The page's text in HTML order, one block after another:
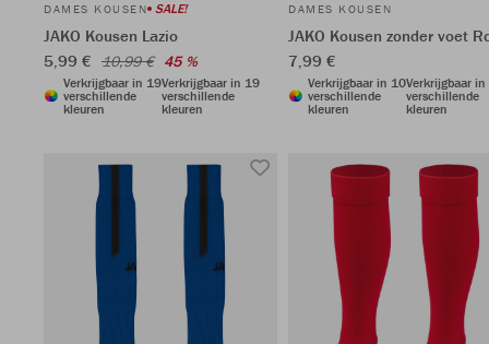
DAMES KOUSEN SALE!
JAKO Kousen Lazio
5,99 € 10,99 € 45 %
Verkrijgbaar in 19
verschillende
kleuren
Verkrijgbaar in 19
verschillende
kleuren
DAMES KOUSEN
JAKO Kousen zonder voet
7,99 €
Verkrijgbaar in 10
verschillende
kleuren
Verkrijgbaar
verschillende
kleuren